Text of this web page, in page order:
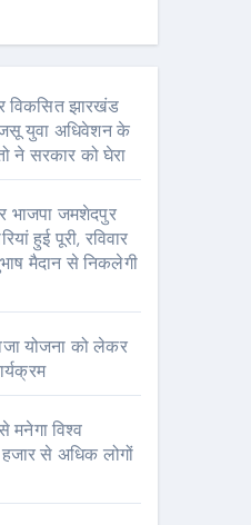
विकसित झारखंड
युवा अधिवेशन के
ने सरकार को घेरा
भाजपा जमशेदपुर
हुई पूरी, रविवार
मैदान से निकलेगी
योजना को लेकर
मनेगा विश्व
से अधिक लोगों